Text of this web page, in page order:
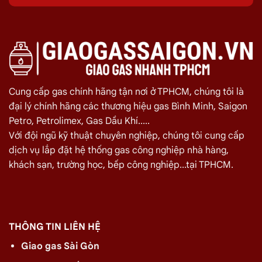
năm 2025 tại TPHCM.Giao Gas Sài Gòn
dụng 12Kg, gas
công nghiệp 45kg chất
lượng giao tận nơi tại Phường Đông
Hưng Thuận,giúp quá trình sử dụng
của quý khách hiệu quả hơn. Bên cạnh đó
chúng tôi còn cung cấp dịch vụlắp hệ
thống gas công nghiệp tại Phường
Đông Hưng Thuận
Giá Đổi Gas Tận Nơi Tại
Phường Đông Hưng
quán ăn tạiPhường Đông Hưng Thuận
gas nhanh
Cung cấp gas chính hãng tận nơi ở TPHCM, chúng tôi là
đại lý chính hãng các thương hiệu gas Bình Minh, Saigon
Petro, Petrolimex, Gas Dầu Khí.....
Với đội ngũ kỹ thuật chuyên nghiệp, chúng tôi cung cấp
dịch vụ lắp đặt hệ thống gas công nghiệp nhà hàng,
khách sạn, trường học, bếp công nghiệp...tại TPHCM.
THÔNG TIN LIÊN HỆ
Giao gas Sài Gòn